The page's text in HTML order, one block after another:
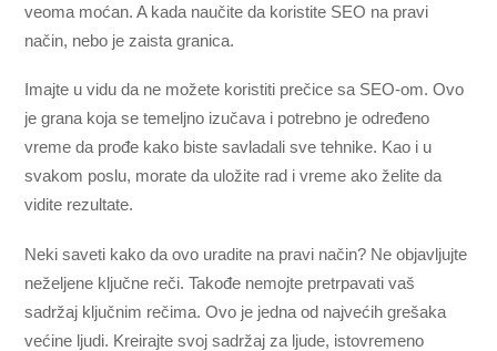
veoma moćan. A kada naučite da koristite SEO na pravi
način, nebo je zaista granica.
Imajte u vidu da ne možete koristiti prečice sa SEO-om. Ovo
je grana koja se temeljno izučava i potrebno je određeno
vreme da prođe kako biste savladali sve tehnike. Kao i u
svakom poslu, morate da uložite rad i vreme ako želite da
vidite rezultate.
Neki saveti kako da ovo uradite na pravi način? Ne objavljujte
neželjene ključne reči. Takođe nemojte pretrpavati vaš
sadržaj ključnim rečima. Ovo je jedna od najvećih grešaka
većine ljudi. Kreirajte svoj sadržaj za ljude, istovremeno